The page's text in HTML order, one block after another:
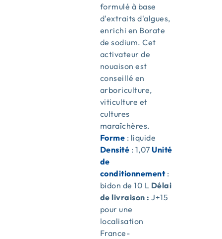
formulé à base
d'extraits d'algues,
enrichi en Borate
de sodium. Cet
activateur de
nouaison est
conseillé en
arboriculture,
viticulture et
cultures
maraîchères.
Forme : liquide
Densité : 1,07Unité
de
conditionnement:
bidon de 10 L Délai
de livraison : J+15
pour une
localisation
France-